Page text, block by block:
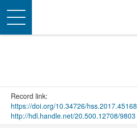
Toggle
navigation
Record link:
https://doi.org/10.34726/hss.2017.45168
http://hdl.handle.net/20.500.12708/9803